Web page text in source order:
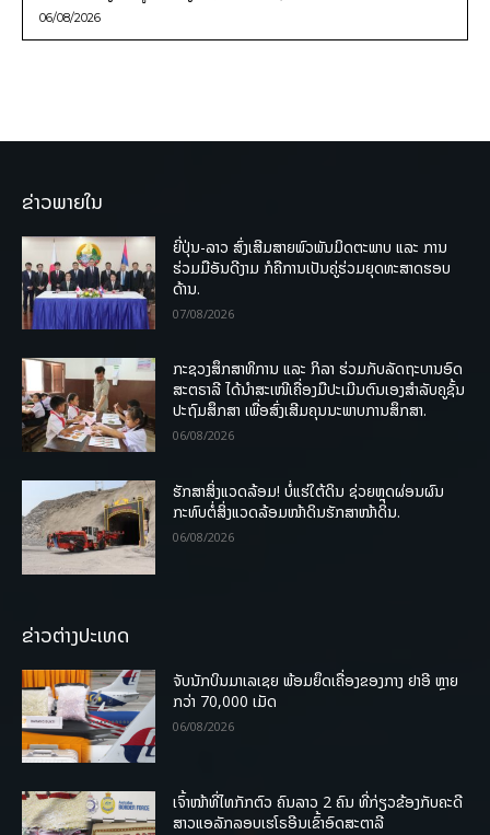
06/08/2026
ຂ່າວພາຍໃນ
ຍີ່ປຸ່ນ-ລາວ ສົ່ງເສີມສາຍພົວພັນມິດຕະພາບ ແລະ ການ
ຮ່ວມມືອັນດີງາມ ກໍຄືການເປັນຄູ່ຮ່ວມຍຸດທະສາດຮອບ
ດ້ານ.
07/08/2026
ກະຊວງສຶກສາທິການ ແລະ ກິລາ ຮ່ວມກັບລັດຖະບານອົດ
ສະຕຣາລີ ໄດ້ນຳສະເໜີເຄື່ອງມືປະເມີນຕົນເອງສຳລັບຄູຊັ້ນ
ປະຖົມສຶກສາ ເພື່ອສົ່ງເສີມຄຸນນະພາບການສຶກສາ.
06/08/2026
ຮັກສາສິ່ງແວດລ້ອມ! ບໍ່ແຮ່ໃຕ້ດິນ ຊ່ວຍຫຼຸດຜ່ອນຜົນ
ກະທົບຕໍ່ສິ່ງແວດລ້ອມໜ້າດິນຮັກສາໜ້າດິນ.
06/08/2026
ຂ່າວຕ່າງປະເທດ
ຈັບນັກບິນມາເລເຊຍ ພ້ອມຍຶດເຄື່ອງຂອງກາງ ຢາອີ ຫຼາຍ
ກວ່າ 70,000 ເມັດ
06/08/2026
ເຈົ້າໜ້າທີ່ໄທກັກຕົວ ຄົນລາວ 2 ຄົນ ທີ່ກ່ຽວຂ້ອງກັບຄະດີ
ສາວແອລັກລອບເຮໂຣອີນເຂົ້າອົດສະຕາລີ